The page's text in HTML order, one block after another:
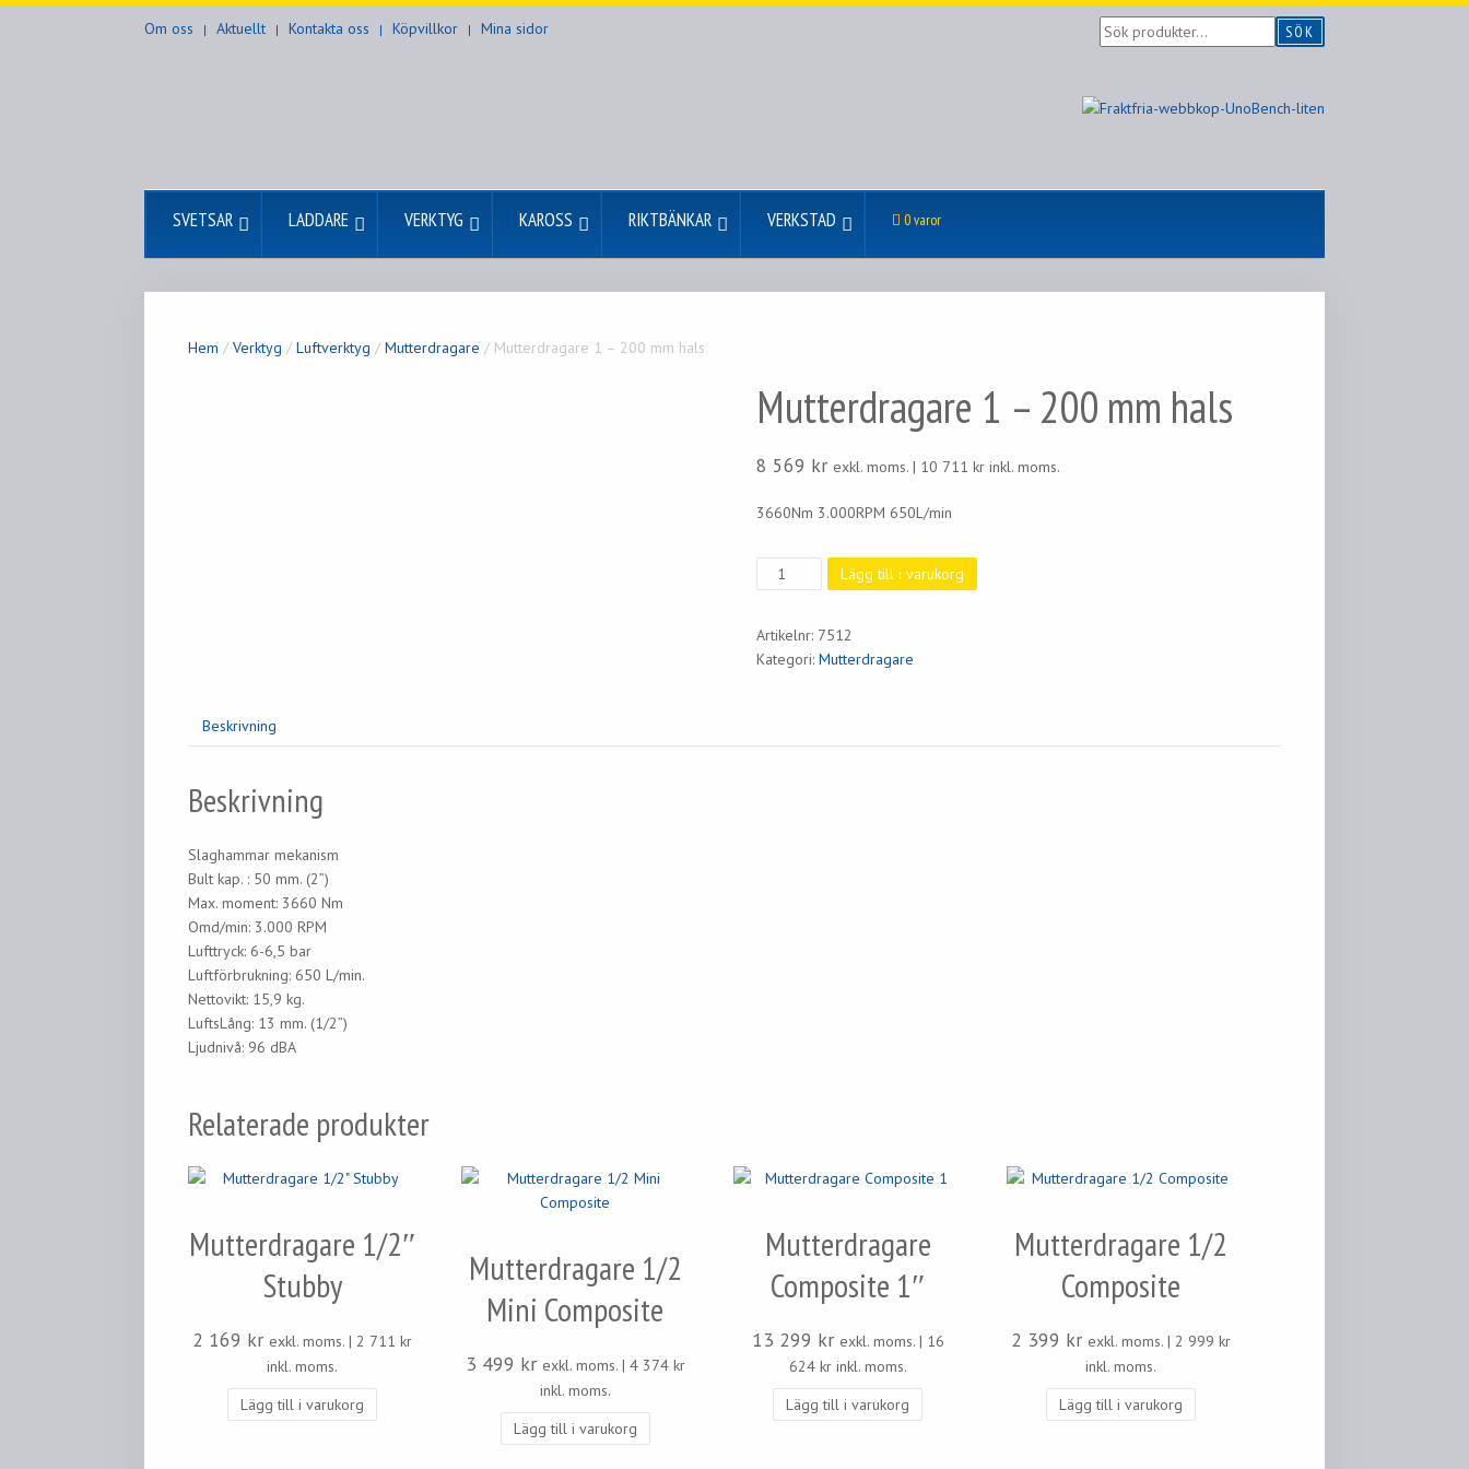
Om oss Aktuellt Kontakta oss Köpvillkor Mina sidor
Sök
produkter...
SÖK
SVETSAR LADDARE VERKTYG KAROSS RIKTBÄNKAR VERKSTAD 0 varor
Hem / Verktyg / Luftverktyg / Mutterdragare / Mutterdragare 1 – 200 mm hals
Mutterdragare 1 – 200 mm hals
8 569 kr exkl. moms. | 10 711 kr inkl. moms.
3660Nm 3.000RPM 650L/min
Mutterdragare
1
200
mm
Lägg till i varukorg
Artikelnr: 7512
Kategori: Mutterdragare
Beskrivning
Beskrivning
Slaghammar mekanism
Bult kap. : 50 mm. (2”)
Max. moment: 3660 Nm
Omd/min: 3.000 RPM
Lufttryck: 6-6,5 bar
Luftförbrukning: 650 L/min.
Nettovikt: 15,9 kg.
LuftsLång: 13 mm. (1/2”)
Ljudnivå: 96 dBA
Relaterade produkter
Mutterdragare 1/2″
Stubby
2 169 kr exkl. moms. |2 711kr
inkl. moms.
Lägg till i varukorg
Mutterdragare 1/2
Mini Composite
3 499 kr exkl. moms. | 4 374 kr
inkl. moms.
Lägg till i varukorg
Mutterdragare
Composite 1″
13 299 kr exkl. moms. | 16
624 krinkl. moms.
Lägg till i varukorg
Mutterdragare 1/2
Composite
2 399 kr exkl. moms. |2 999kr
inkl. moms.
Lägg till i varukorg